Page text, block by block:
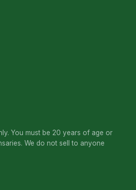
You must be 20 years of age or
We do not sell to anyone